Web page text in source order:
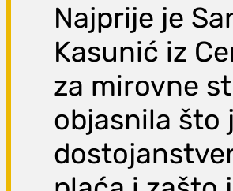
Najprije je
Kasunić iz
za mirovne
objasnila što